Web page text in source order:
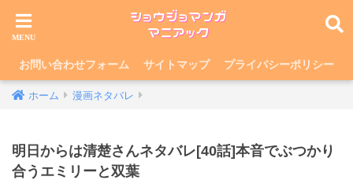
お問い合わせフォーム サイトマップ プライバシーポリシー
ホーム 漫画ネタバレ
明日からは清楚さんネタバレ[40話]本音でぶつかり
合うエミリーと双葉